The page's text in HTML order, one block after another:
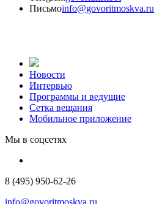
Письмоinfo@govoritmoskva.ru
Новости
Интервью
Программы и ведущие
Сетка вещания
Мобильное приложение
Мы в соцсетях
8 (495) 950-62-26
info@govoritmoskva.ru